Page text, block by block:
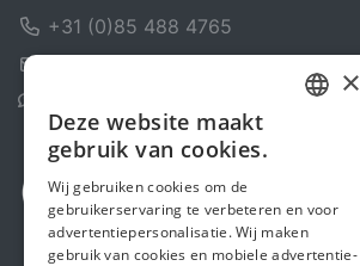
+31 (0)85 488 4765
ENGLISH
×
Deze website maakt
gebruik van cookies.
Wij gebruiken cookies om de
gebruikerservaring te verbeteren en voor
advertentiepersonalisatie. Wij maken
gebruik van cookies en mobiele advertentie-